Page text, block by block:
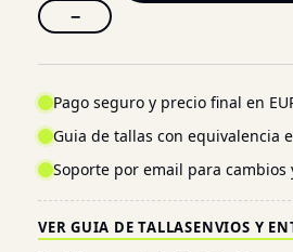
−
Pago seguro y precio final en
Guia de tallas con equivalencia
Soporte por email para
VER GUIA DE TALLASENVIOS Y